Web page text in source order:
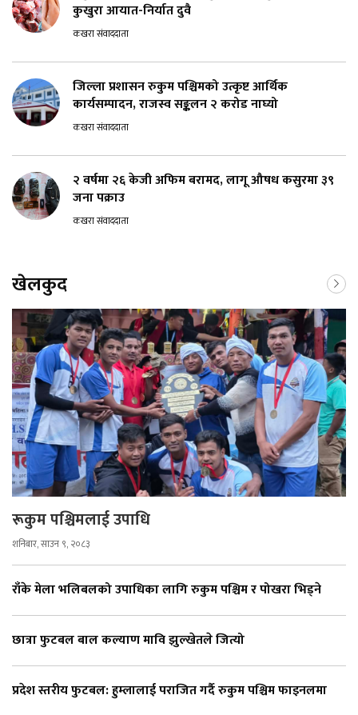
कुखुरा आयात-निर्यात दुवै
कखरा संवाददाता
जिल्ला प्रशासन रुकुम पश्चिमको उत्कृष्ट आर्थिक
कार्यसम्पादन, राजस्व सङ्कलन २ करोड नाघ्यो
कखरा संवाददाता
२ वर्षमा २६ केजी अफिम बरामद, लागू औषध कसुरमा ३९
जना पक्राउ
कखरा संवाददाता
खेलकुद
रूकुम पश्चिमलाई उपाधि
शनिबार, साउन ९, २०८३
राँके मेला भलिबलको उपाधिका लागि रुकुम पश्चिम र पोखरा भिड्ने
छात्रा फुटबल बाल कल्याण मावि झुल्खेतले जित्यो
प्रदेश स्तरीय फुटबल: हुम्लालाई पराजित गर्दै रुकुम पश्चिम फाइनलमा